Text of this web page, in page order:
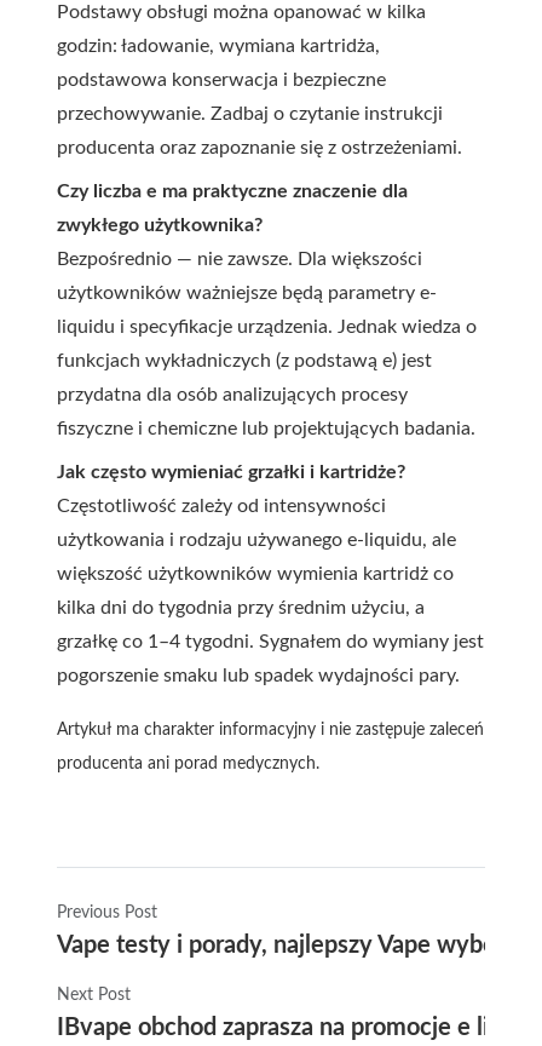
Podstawy obsługi można opanować w kilka
godzin: ładowanie, wymiana kartridża,
podstawowa konserwacja i bezpieczne
przechowywanie. Zadbaj o czytanie instrukcji
producenta oraz zapoznanie się z ostrzeżeniami.
Czy liczba e ma praktyczne znaczenie dla
zwykłego użytkownika?
Bezpośrednio — nie zawsze. Dla większości
użytkowników ważniejsze będą parametry e-
liquidu i specyfikacje urządzenia. Jednak wiedza o
funkcjach wykładniczych (z podstawą e) jest
przydatna dla osób analizujących procesy
fiszyczne i chemiczne lub projektujących badania.
Jak często wymieniać grzałki i kartridże?
Częstotliwość zależy od intensywności
użytkowania i rodzaju używanego e-liquidu, ale
większość użytkowników wymienia kartridż co
kilka dni do tygodnia przy średnim użyciu, a
grzałkę co 1–4 tygodni. Sygnałem do wymiany jest
pogorszenie smaku lub spadek wydajności pary.
Artykuł ma charakter informacyjny i nie zastępuje zaleceń
producenta ani porad medycznych.
Previous Post
Vape testy i porady, najlepszy Vape wybór
Next Post
IBvape obchod zaprasza na promocje e